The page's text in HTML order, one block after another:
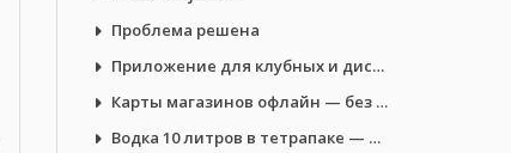
Проблема решена
Приложение для клубных и дисконтных карт Android
Карты магазинов офлайн — без облака и рекламы
Водка 10 литров в тетрапаке — выбор